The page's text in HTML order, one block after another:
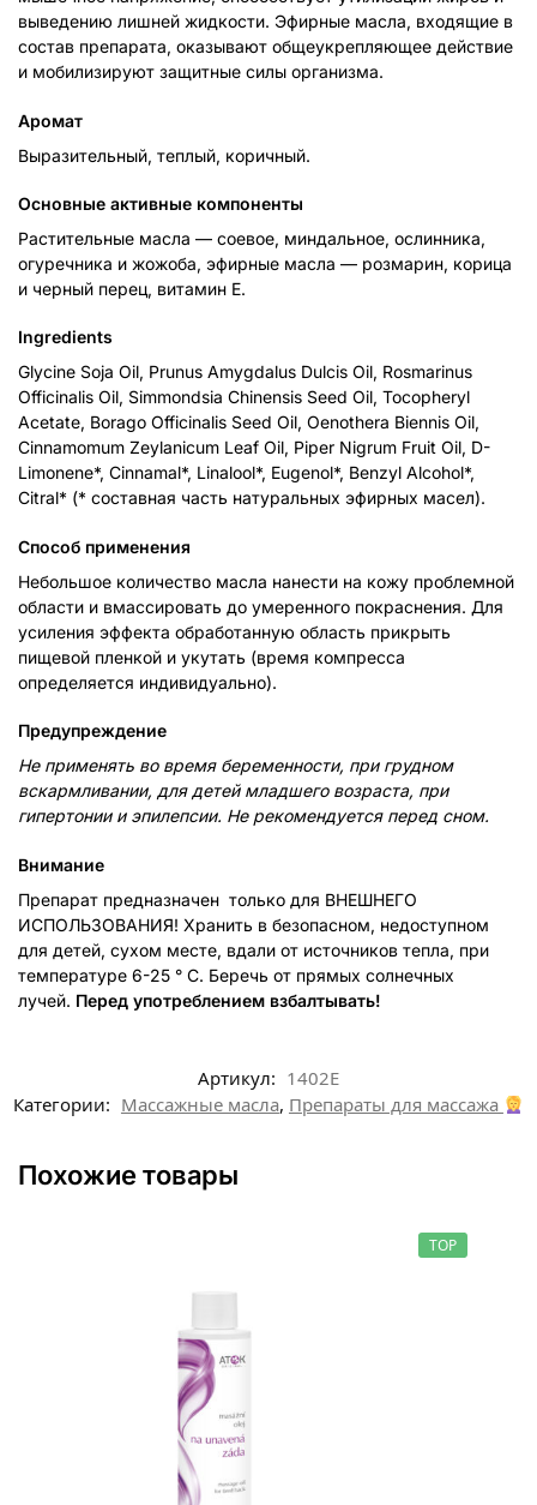
выведению лишней жидкости. Эфирные масла, входящие в
состав препарата, оказывают общеукрепляющее действие
и мобилизируют защитные силы организма.
Аромат
Выразительный, теплый, коричный.
Основные активные компоненты
Растительные масла — соевое, миндальное, ослинника,
огуречника и жожоба, эфирные масла — розмарин, корица
и черный перец, витамин Е.
Ingredients
Glycine Soja Oil, Prunus Amygdalus Dulcis Oil, Rosmarinus
Officinalis Oil, Simmondsia Chinensis Seed Oil, Tocopheryl
Acetate, Borago Officinalis Seed Oil, Oenothera Biennis Oil,
Cinnamomum Zeylanicum Leaf Oil, Piper Nigrum Fruit Oil, D-
Limonene*, Cinnamal*, Linalool*, Eugenol*, Benzyl Alcohol*,
Citral* (* составная часть натуральных эфирных масел).
Способ применения
Небольшое количество масла нанести на кожу проблемной
области и вмассировать до умеренного покраснения. Для
усиления эффекта обработанную область прикрыть
пищевой пленкой и укутать (время компресса
определяется индивидуально).
Предупреждение
Не применять во время беременности, при грудном
вскармливании, для детей младшего возраста, при
гипертонии и эпилепсии. Не рекомендуется перед сном.
Внимание
Препарат предназначен только для ВНЕШНЕГО
ИСПОЛЬЗОВАНИЯ! Хранить в безопасном, недоступном
для детей, сухом месте, вдали от источников тепла, при
температуре 6-25 ° C. Беречь от прямых солнечных
лучей. Перед употреблением взбалтывать!
Артикул: 1402E
Категории: Массажные масла, Препараты для массажа
Похожие товары
TOP